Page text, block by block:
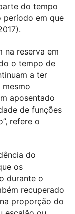
do tempo
período em que
na reserva em
o tempo de
a ter
aposentado
de funções
refere o
do
os
durante o
recuperado
proporção do